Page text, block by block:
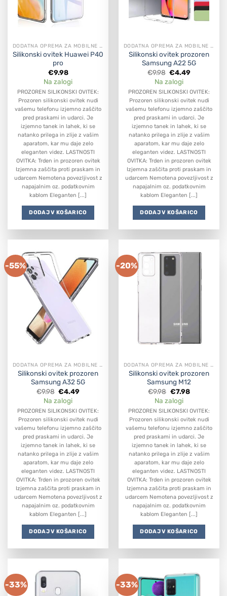
Silikonski ovitek Huawei P40
pro
€9.98
Na zalogi
PROZOREN SILIKONSKI OVITEK:
Prozoren silikonski ovitek nudi
vašemu telefonu izjemno zaščito
pred praskami in udarci. Je
izjemno tanek in lahek, ki se
natanko prilega in zlije z vašim
aparatom, kar mu daje zelo
eleganten videz. LASTNOSTI
OVITKA: Trden in prozoren ovitek
Izjemna zaščita proti praskam in
udarcem Nemotena povezljivost z
napajalnim oz. podatkovnim
kablom Eleganten [...]
DODAJ V KOŠARICO
Silikonski ovitek prozoren
Samsung A22 5G
€9.98 Original
price
was:
€9.98.
€4.49Current
€4.49.
Na zalogi
PROZOREN SILIKONSKI OVITEK:
Prozoren silikonski ovitek nudi
vašemu telefonu izjemno zaščito
pred praskami in udarci. Je
izjemno tanek in lahek, ki se
natanko prilega in zlije z vašim
aparatom, kar mu daje zelo
eleganten videz. LASTNOSTI
OVITKA: Trden in prozoren ovitek
Izjemna zaščita proti praskam in
udarcem Nemotena povezljivost z
napajalnim oz. podatkovnim
kablom Eleganten [...]
DODAJ V KOŠARICO
-55%
Silikonski ovitek prozoren
Samsung A32 5G
€9.98 Original
price
was:
€9.98.
€4.49Current
€4.49.
Na zalogi
PROZOREN SILIKONSKI OVITEK:
Prozoren silikonski ovitek nudi
vašemu telefonu izjemno zaščito
pred praskami in udarci. Je
izjemno tanek in lahek, ki se
natanko prilega in zlije z vašim
aparatom, kar mu daje zelo
eleganten videz. LASTNOSTI
OVITKA: Trden in prozoren ovitek
Izjemna zaščita proti praskam in
udarcem Nemotena povezljivost z
napajalnim oz. podatkovnim
kablom Eleganten [...]
DODAJ V KOŠARICO
-20%
Silikonski ovitek prozoren
Samsung M12
€9.98 Original
price
was:
€9.98.
€7.98Current
€7.98.
Na zalogi
PROZOREN SILIKONSKI OVITEK:
Prozoren silikonski ovitek nudi
vašemu telefonu izjemno zaščito
pred praskami in udarci. Je
izjemno tanek in lahek, ki se
natanko prilega in zlije z vašim
aparatom, kar mu daje zelo
eleganten videz. LASTNOSTI
OVITKA: Trden in prozoren ovitek
Izjemna zaščita proti praskam in
udarcem Nemotena povezljivost z
napajalnim oz. podatkovnim
kablom Eleganten [...]
DODAJ V KOŠARICO
-33% -33%